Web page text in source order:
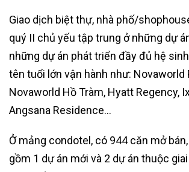
Giao dịch biệt thự, nhà phố/
quý II chủ yếu tập trung ở những dự
những dự án phát triển đầy đủ hệ
tên tuổi lớn vận hành như: Novaworld
Novaworld Hồ Tràm, Hyatt Regency,
Angsana Residence…
Ở mảng condotel, có 944 căn mở
gồm 1 dự án mới và 2 dự án thuộc